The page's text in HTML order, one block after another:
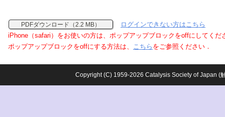
PDFダウンロード（2.2 MB）
ログインできない方はこちら
iPhone（safari）をお使いの方は、ポップアップブロックをoffにしてくだ
ポップアップブロックをoffにする方法は、 こちら をご参照ください．
Copyright (C) 1959-2026 Catalysis Society of Japan (